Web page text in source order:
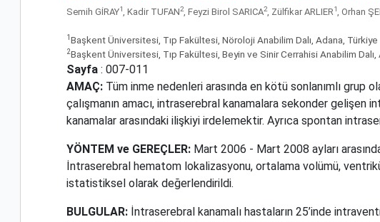
Semih GİRAY1 , Kadir TUFAN2, Feyzi Birol SARICA2, Zülfikar ARLIER1 , Orhan
1 Başkent Üniversitesi, Tıp Fakültesi, Nöroloji Anabilim Dalı, Adana, Türkiye
2Başkent Üniversitesi, Tıp Fakültesi, Beyin ve Sinir Cerrahisi Anabilim Dalı,
Sayfa : 007-011
AMAÇ: Tüm inme nedenleri arasında en kötü sonlanımlı grup
çalışmanın amacı, intraserebral kanamalara sekonder
kanamalar arasındaki ilişkiyi irdelemektir. Ayrıca spontan
YÖNTEM ve GEREÇLER: Mart 2006 - Mart 2008 ayları
İntraserebral hematom lokalizasyonu, ortalama volümü,
istatistiksel olarak değerlendirildi.
BULGULAR: İntraserebral kanamalı hastaların 25’inde